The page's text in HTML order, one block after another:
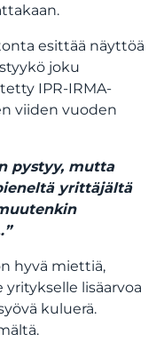
esittää näyttöä
joku
IPR-IRMA-
viiden vuoden
pystyy, mutta
yrittäjältä
hyvä miettiä,
lisäarvoa
kuluerä.